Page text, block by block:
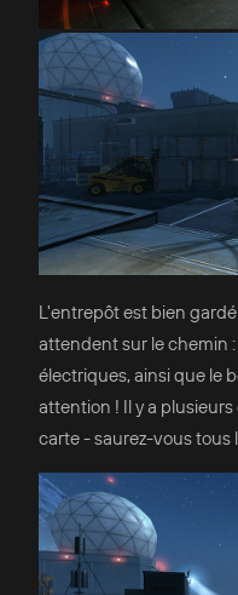
L'entrepôt est bien
attendent sur le chemin
électriques, ainsi que le
attention ! Il y a
carte - saurez-vous tous